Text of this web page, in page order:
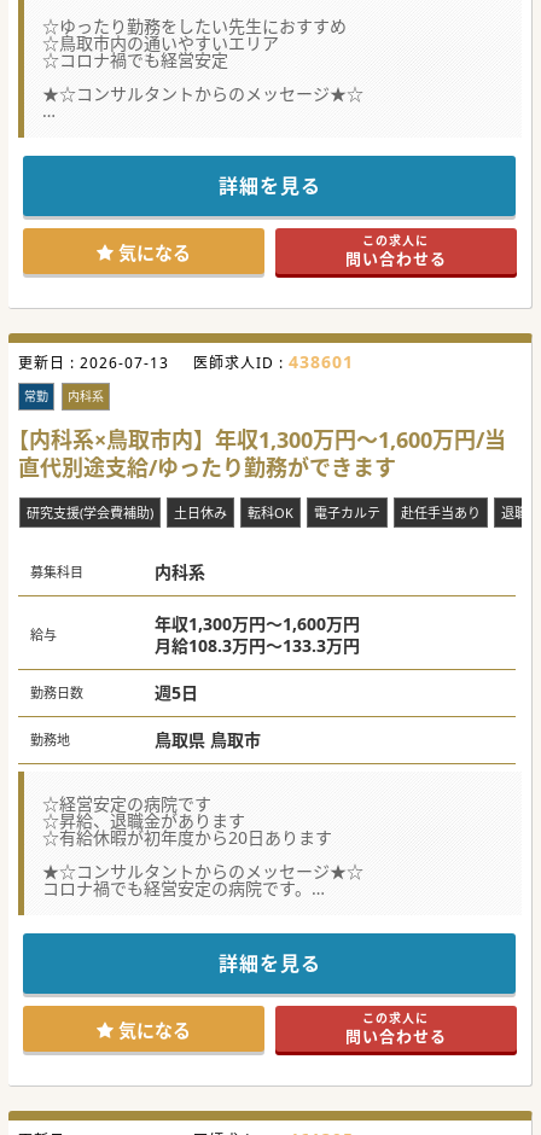
☆ゆったり勤務をしたい先生におすすめ
☆鳥取市内の通いやすいエリア
☆コロナ禍でも経営安定
★☆コンサルタントからのメッセージ★☆
詳細を見る
気になる この求人に
問い合わせる
更新日 : 2026-07-13 医師求人ID : 438601
常勤 内科系
【内科系×鳥取市内】年収1,300万円～1,600万円/当
直代別途支給/ゆったり勤務ができます
研究支援(学会費補助) 土日休み 転科OK 電子カルテ 赴任手当あり 退職
募集科目 内科系
給与
年収1,300万円～1,600万円
月給108.3万円～133.3万円
勤務日数 週5日
勤務地 鳥取県 鳥取市
☆経営安定の病院です
☆昇給、退職金があります
☆有給休暇が初年度から20日あります
★☆コンサルタントからのメッセージ★☆
コロナ禍でも経営安定の病院です。
医局は気にせず入職する事が可能です。
詳細を見る
気になる この求人に
問い合わせる